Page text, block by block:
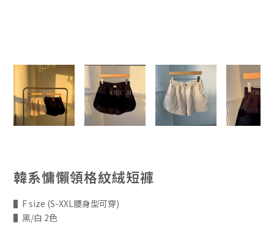
韓系慵懶領格紋絨短褲
▌F size (S-XXL腰身型可穿)
▌黑/白 2色